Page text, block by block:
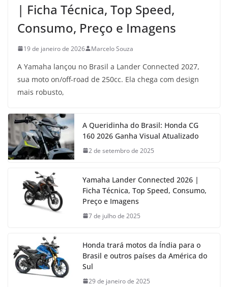
| Ficha Técnica, Top Speed,
Consumo, Preço e Imagens
19 de janeiro de 2026 Marcelo Souza
A Yamaha lançou no Brasil a Lander Connected 2027,
sua moto on/off-road de 250cc. Ela chega com design
mais robusto,
A Queridinha do Brasil: Honda CG
160 2026 Ganha Visual Atualizado
2 de setembro de 2025
Yamaha Lander Connected 2026 |
Ficha Técnica, Top Speed, Consumo,
Preço e Imagens
7 de julho de 2025
Honda trará motos da Índia para o
Brasil e outros países da América do
Sul
29 de janeiro de 2025